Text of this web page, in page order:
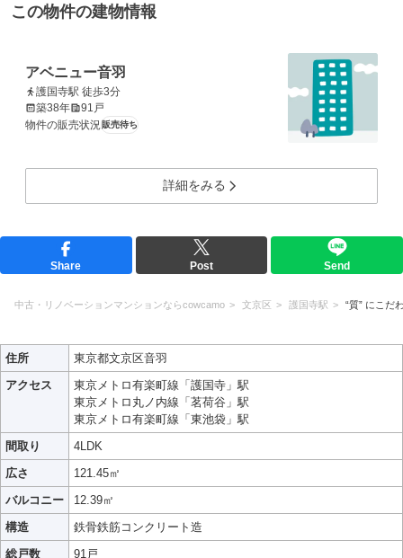
この物件の建物情報
アベニュー音羽
護国寺駅 徒歩3分
築38年
91戸
物件の販売状況販売待ち
詳細をみる
Share Post Send
中古・リノベーションマンションならcowcamo 文京区 護国寺駅 “質” にこだ
住所
東京都文京区音羽
アクセス
東京メトロ有楽町線「護国寺」駅
東京メトロ丸ノ内線「茗荷谷」駅
東京メトロ有楽町線「東池袋」駅
間取り
4LDK
広さ
121.45㎡
バルコニー
12.39㎡
構造
鉄骨鉄筋コンクリート造
総戸数
91戸